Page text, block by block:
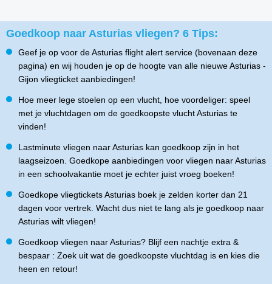
Goedkoop naar Asturias vliegen? 6 Tips:
Geef je op voor de Asturias flight alert service (bovenaan deze
pagina) en wij houden je op de hoogte van alle nieuwe Asturias -
Gijon vliegticket aanbiedingen!
Hoe meer lege stoelen op een vlucht, hoe voordeliger: speel
met je vluchtdagen om de goedkoopste vlucht Asturias te
vinden!
Lastminute vliegen naar Asturias kan goedkoop zijn in het
laagseizoen. Goedkope aanbiedingen voor vliegen naar Asturias
in een schoolvakantie moet je echter juist vroeg boeken!
Goedkope vliegtickets Asturias boek je zelden korter dan 21
dagen voor vertrek. Wacht dus niet te lang als je goedkoop naar
Asturias wilt vliegen!
Goedkoop vliegen naar Asturias? Blijf een nachtje extra &
bespaar : Zoek uit wat de goedkoopste vluchtdag is en kies die
heen en retour!